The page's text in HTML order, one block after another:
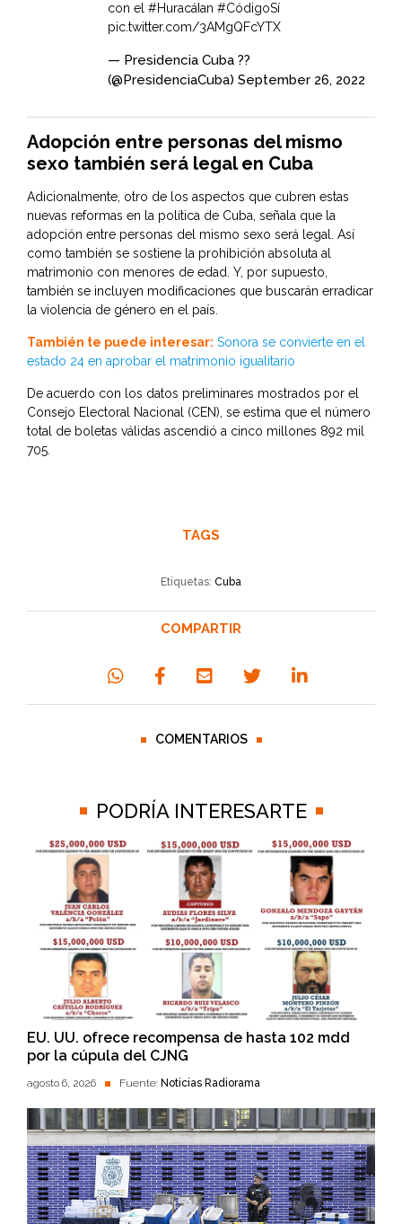
con el #HuracáIan #CódigoSí
pic.twitter.com/3AMgQFcYTX
— Presidencia Cuba ??
(@PresidenciaCuba) September 26, 2022
Adopción entre personas del mismo
sexo también será legal en Cuba
Adicionalmente, otro de los aspectos que cubren estas
nuevas reformas en la política de Cuba, señala que la
adopción entre personas del mismo sexo será legal. Así
como también se sostiene la prohibición absoluta al
matrimonio con menores de edad. Y, por supuesto,
también se incluyen modificaciones que buscarán erradicar
la violencia de género en el país.
También te puede interesar: Sonora se convierte en el
estado 24 en aprobar el matrimonio igualitario
De acuerdo con los datos preliminares mostrados por el
Consejo Electoral Nacional (CEN), se estima que el número
total de boletas válidas ascendió a cinco millones 892 mil
705.
TAGS
Etiquetas: Cuba
COMPARTIR
COMENTARIOS
PODRÍA INTERESARTE
EU. UU. ofrece recompensa de hasta 102 mdd
por la cúpula del CJNG
agosto 6, 2026 Fuente: Noticias Radiorama